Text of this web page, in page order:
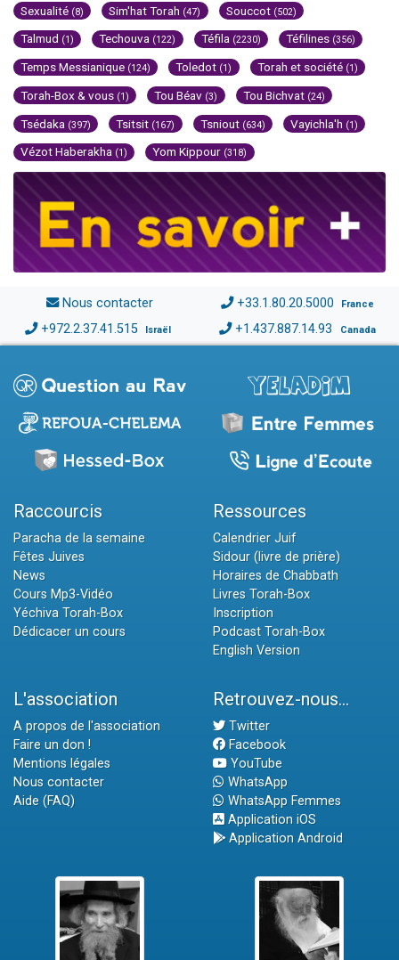
Sexualité (8) Sim'hat Torah (47) Souccot (502)
Talmud (1) Techouva (122) Téfila (2230) Téfilines (356)
Temps Messianique (124) Toledot (1) Torah et société (1)
Torah-Box & vous (1) Tou Béav (3) Tou Bichvat (24)
Tsédaka (397) Tsitsit (167) Tsniout (634) Vayichla'h (1)
Vézot Haberakha (1) Yom Kippour (318)
Nous contacter +33.1.80.20.5000 France
+972.2.37.41.515 Israël +1.437.887.14.93 Canada
Raccourcis
Paracha de la semaine
Fêtes Juives
News
Cours Mp3-Vidéo
Yéchiva Torah-Box
Dédicacer un cours
Ressources
Calendrier Juif
Sidour (livre de prière)
Horaires de Chabbath
Livres Torah-Box
Inscription
Podcast Torah-Box
English Version
L'association
A propos de l'association
Faire un don !
Mentions légales
Nous contacter
Aide (FAQ)
Retrouvez-nous...
Twitter
Facebook
YouTube
WhatsApp
WhatsApp Femmes
Application iOS
Application Android